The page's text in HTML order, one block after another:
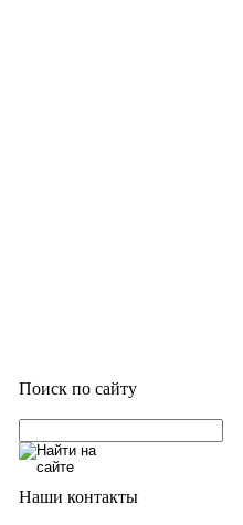
Поиск по сайту
Наши контакты